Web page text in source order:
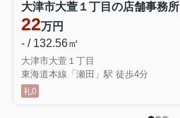
大津市大萱１丁目の店舗事務所
22万円
- / 132.56㎡
大津市大萱１丁目
東海道本線「瀬田」駅 徒歩4分
礼0